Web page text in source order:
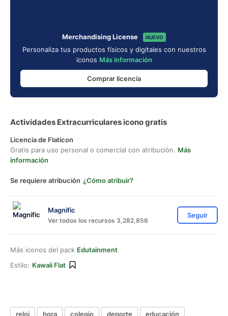
Merchandising License NUEVO
Personaliza tus productos físicos y digitales con nuestros
iconos Más información
Comprar licencia
Actividades Extracurriculares icono gratis
Licencia de Flaticon
Gratis para uso personal o comercial con atribución. Más
información
Se requiere atribución ¿Cómo atribuir?
Magnific
Ver todos los recursos 3,282,856
Seguir
Más iconos del pack Edutainment
Estilo: Kawaii Flat
reloj hora colegio deporte
educación